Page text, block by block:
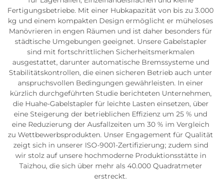
Fertigungsbetriebe. Mit einer Hubkapazität von bis zu 3.000
kg und einem kompakten Design ermöglicht er müheloses
Manövrieren in engen Räumen und ist daher besonders für
städtische Umgebungen geeignet. Unsere Gabelstapler
sind mit fortschrittlichen Sicherheitsmerkmalen
ausgestattet, darunter automatische Bremssysteme und
Stabilitätskontrollen, die einen sicheren Betrieb auch unter
anspruchsvollen Bedingungen gewährleisten. In einer
kürzlich durchgeführten Studie berichteten Unternehmen,
die Huahe-Gabelstapler für leichte Lasten einsetzen, über
eine Steigerung der betrieblichen Effizienz um 25 % und
eine Reduzierung der Ausfallzeiten um 30 % im Vergleich
zu Wettbewerbsprodukten. Unser Engagement für Qualität
zeigt sich in unserer ISO-9001-Zertifizierung; zudem sind
wir stolz auf unsere hochmoderne Produktionsstätte in
Taizhou, die sich über mehr als 40.000 Quadratmeter
erstreckt.